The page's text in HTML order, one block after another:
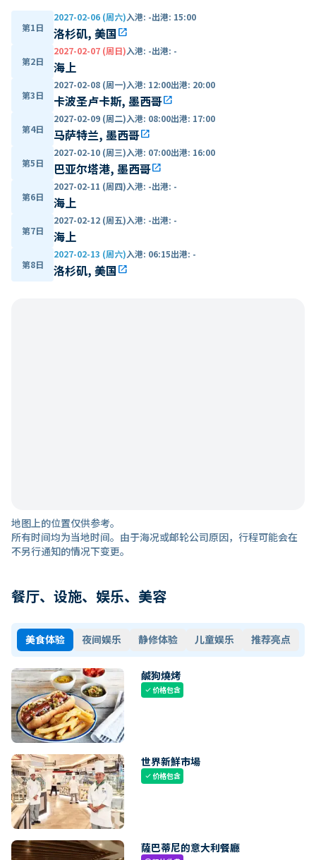
第1日
2027-02-06 (周六)入港: -出港: 15:00
洛杉矶, 美国open_in_new
第2日
2027-02-07 (周日)入港: -出港: -
海上
第3日
2027-02-08 (周一)入港: 12:00出港: 20:00
卡波圣卢卡斯, 墨西哥open_in_new
第4日
2027-02-09 (周二)入港: 08:00出港: 17:00
马萨特兰, 墨西哥open_in_new
第5日
2027-02-10 (周三)入港: 07:00出港: 16:00
巴亚尔塔港, 墨西哥open_in_new
第6日
2027-02-11 (周四)入港: -出港: -
海上
第7日
2027-02-12 (周五)入港: -出港: -
海上
第8日
2027-02-13 (周六)入港: 06:15出港: -
洛杉矶, 美国open_in_new
地图上的位置仅供参考。
所有时间均为当地时间。由于海况或邮轮公司原因，行程可能会在
不另行通知的情况下变更。
餐厅、设施、娱乐、美容
美食体验 夜间娱乐 静修体验 儿童娱乐 推荐亮点
鹹狗燒烤
check价格包含
世界新鮮市場
check价格包含
薩巴蒂尼的意大利餐廳